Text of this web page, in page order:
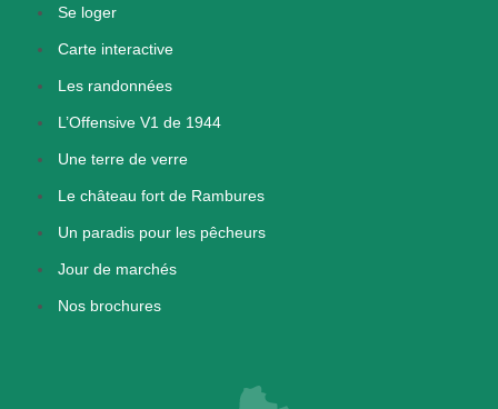
Se loger
Carte interactive
Les randonnées
L’Offensive V1 de 1944
Une terre de verre
Le château fort de Rambures
Un paradis pour les pêcheurs
Jour de marchés
Nos brochures